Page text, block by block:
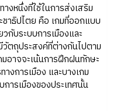
หนึ่งที่ใช้ในการส่งเสริม
ชาธิปไตย คือ เกมที่ออกแบบ
กับระบบการเมืองและ
วัตถุประสงค์ที่ต่างกันไปตาม
อาจจะเน้นการฝึกฝนทักษะ
งการเมือง และบางเกม
ารเมืองของประเทศนั้น